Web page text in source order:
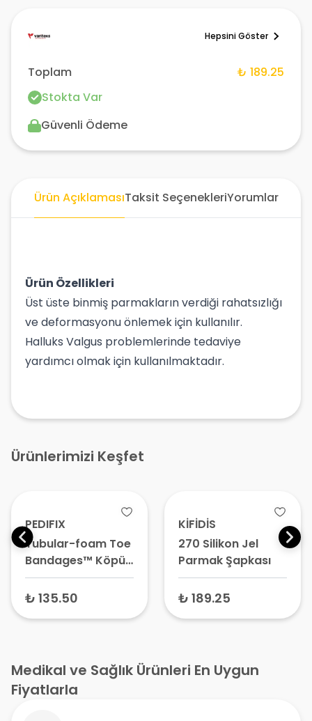
Hepsini Göster
Toplam
₺ 189.25
Stokta Var
Güvenli Ödeme
Ürün AçıklamasıTaksit SeçenekleriYorumlar
Ürün Özellikleri
Üst üste binmiş parmakların verdiği rahatsızlığı
ve deformasyonu önlemek için kullanılır.
Halluks Valgus problemlerinde tedaviye
yardımcı olmak için kullanılmaktadır.
Ürünlerimizi Keşfet
PEDIFIX
Tubular-foam Toe
Bandages™ Köpük
Tüp Ayak
Bandajları P337
₺ 135.50
KİFİDİS
270 Silikon Jel
Parmak Şapkası
₺ 189.25
Medikal ve Sağlık Ürünleri En Uygun
Fiyatlarla